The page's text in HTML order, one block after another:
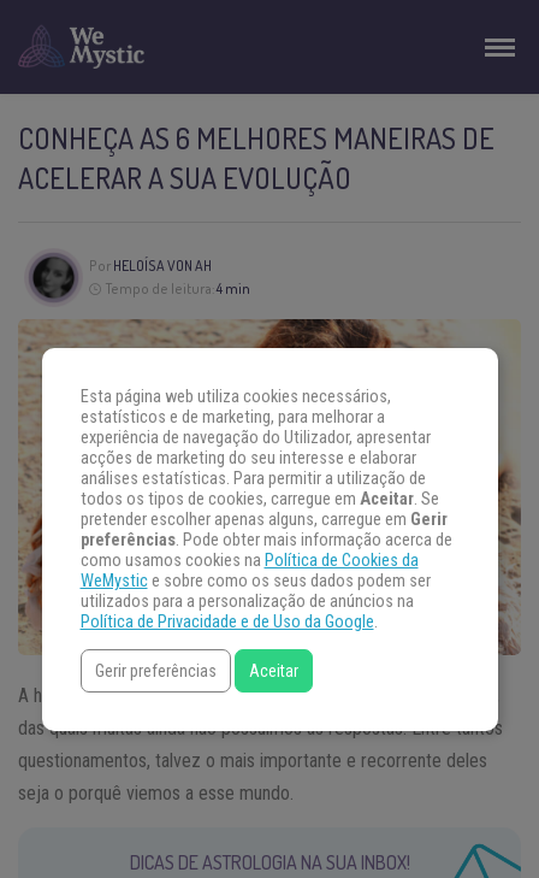
CONHEÇA AS 6 MELHORES MANEIRAS DE
ACELERAR A SUA EVOLUÇÃO
Por HELOÍSA VON AH
Tempo de leitura:4 min
A história da humanidade está repleta de perguntas existenciais,
das quais muitas ainda não possuímos as respostas. Entre tantos
questionamentos, talvez o mais importante e recorrente deles
seja o porquê viemos a esse mundo.
DICAS DE ASTROLOGIA NA SUA INBOX!
Esta página web utiliza cookies necessários,
estatísticos e de marketing, para melhorar a
experiência de navegação do Utilizador, apresentar
acções de marketing do seu interesse e elaborar
análises estatísticas. Para permitir a utilização de
todos os tipos de cookies, carregue em Aceitar. Se
pretender escolher apenas alguns, carregue em Gerir
preferências. Pode obter mais informação acerca de
como usamos cookies na Política de Cookies da
WeMystice sobre como os seus dados podem ser
utilizados para a personalização de anúncios na
Política de Privacidade e de Uso da Google.
Gerir preferências Aceitar